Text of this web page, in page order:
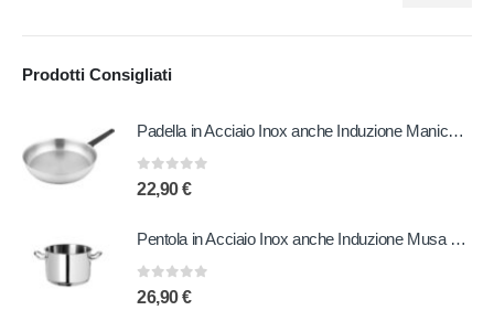
Prodotti Consigliati
Padella in Acciaio Inox anche Induzione Manico in Bachelite 20 cm
0out of 5
22,90€
Pentola in Acciaio Inox anche Induzione Musa 20 cm
0out of 5
26,90€